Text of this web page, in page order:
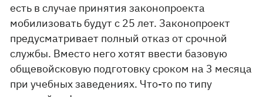
есть в случае принятия законопроекта
мобилизовать будут с 25 лет. Законопроект
предусматривает полный отказ от срочной
службы. Вместо него хотят ввести базовую
общевойсковую подготовку сроком на 3 месяца
при учебных заведениях. Что-то по типу